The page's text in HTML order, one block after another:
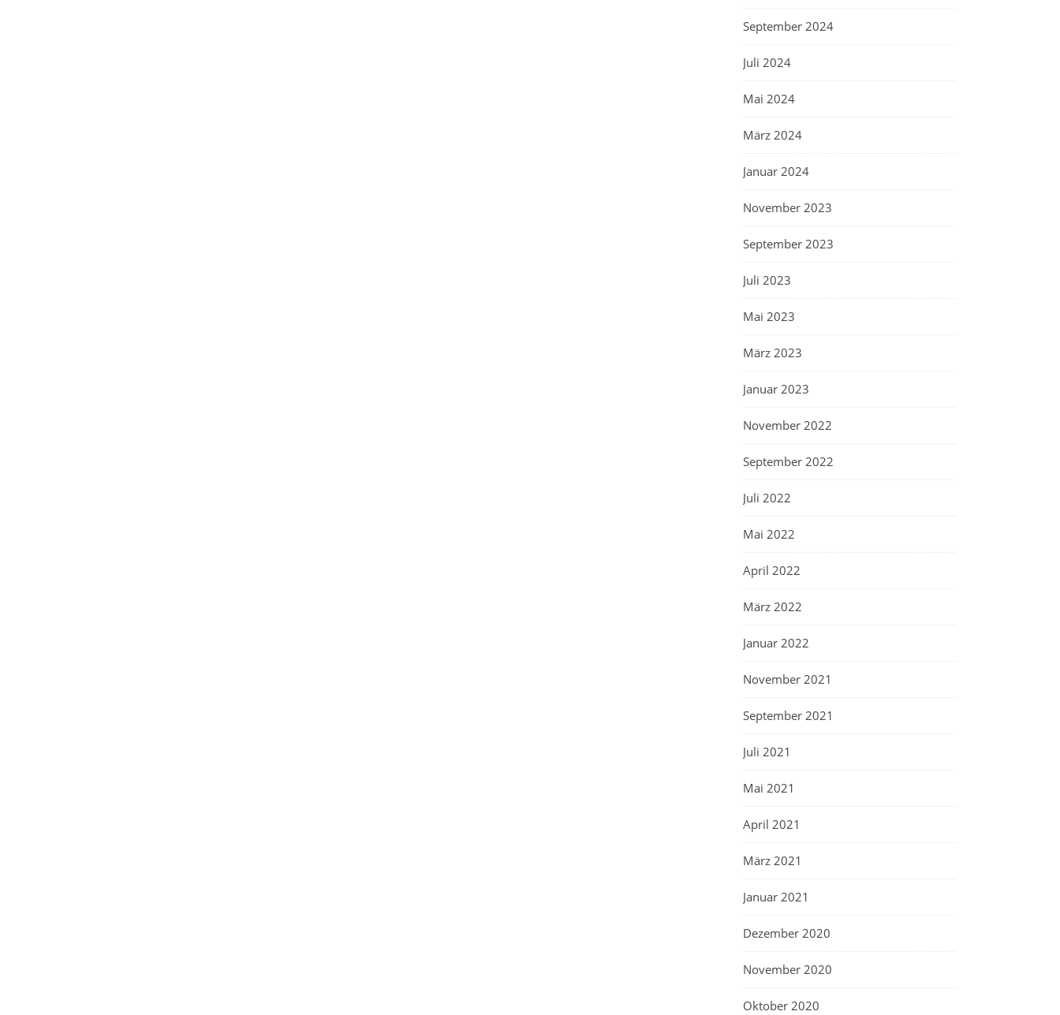
September 2024
Juli 2024
Mai 2024
März 2024
Januar 2024
November 2023
September 2023
Juli 2023
Mai 2023
März 2023
Januar 2023
November 2022
September 2022
Juli 2022
Mai 2022
April 2022
März 2022
Januar 2022
November 2021
September 2021
Juli 2021
Mai 2021
April 2021
März 2021
Januar 2021
Dezember 2020
November 2020
Oktober 2020